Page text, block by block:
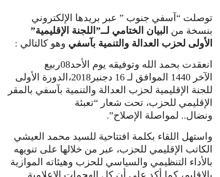
توصلت “آسفي جنوب ” عبر بريدها الإلكتروني
بنسخة من البيان الختامي لــ”اللجنة الإقليمية”
الأولى لحزب العدالة والتنمية بآسفي وهو كالتالي :
انعقدت بحمد الله وتوفيقه يوم الأحد08ربيع
الآخر 1440 الموافق لـ 16 دجنبر2018،الدورة الأولى
للجنة الإقليمية لحزب العدالة والتنمية بآسفي بالمقر
الإقليمي للحزب، تحت شعار “تعبئة
ونضال.. لمواصلة الإصلاح”.
واستهل اللقاء بكلمة افتتاحية للسيد محمد العيشي
الكاتب الإقليمي للحزب، عبر من خلالها على تنويهه
بالأداء التنظيمي والسياسي للحزب وهيئاته الموازية
بالإقليم، كما أكد على أن كل الهجمات الإعلامية